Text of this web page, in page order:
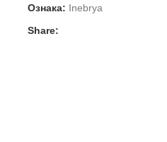
Ознака: Inebrya
Share: